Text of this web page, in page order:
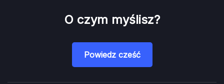
O czym myślisz?
Powiedz cześć